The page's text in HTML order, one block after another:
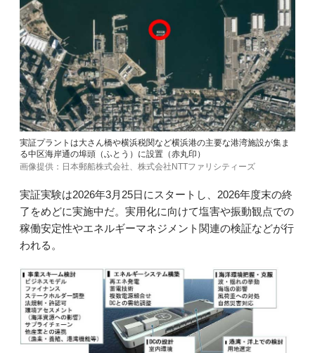
実証プラントは大さん橋や横浜税関など横浜港の主要な港湾施設が集ま
る中区海岸通の埠頭（ふとう）に設置（赤丸印）
画像提供：日本郵船株式会社、株式会社NTTファリシティーズ
実証実験は2026年3月25日にスタートし、2026年度末の終
了をめどに実施中だ。実用化に向けて塩害や振動観点での
稼働安定性やエネルギーマネジメント関連の検証などが行
われる。